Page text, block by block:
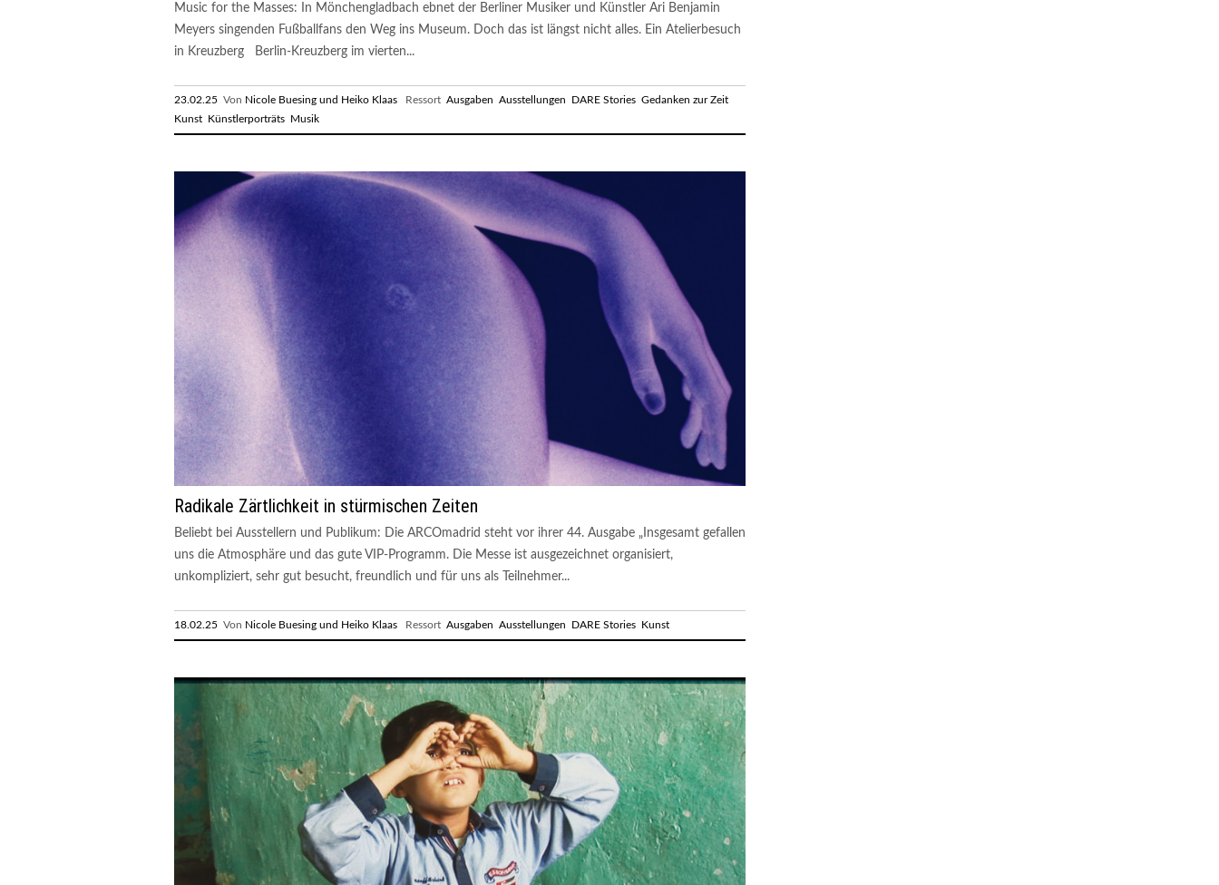
Music for the Masses: In Mönchengladbach ebnet der Berliner Musiker und Künstler Ari Benjamin
Meyers singenden Fußballfans den Weg ins Museum. Doch das ist längst nicht alles. Ein Atelierbesuch
in Kreuzberg Berlin-Kreuzberg im vierten...
23.02.25 Von Nicole Buesing und Heiko Klaas Ressort Ausgaben Ausstellungen DARE Stories Gedanken zur Zeit
Kunst Künstlerporträts Musik
Radikale Zärtlichkeit in stürmischen Zeiten
Beliebt bei Ausstellern und Publikum: Die ARCOmadrid steht vor ihrer 44. Ausgabe „Insgesamt gefallen
uns die Atmosphäre und das gute VIP-Programm. Die Messe ist ausgezeichnet organisiert,
unkompliziert, sehr gut besucht, freundlich und für uns als Teilnehmer...
18.02.25 Von Nicole Buesing und Heiko Klaas Ressort Ausgaben Ausstellungen DARE Stories Kunst